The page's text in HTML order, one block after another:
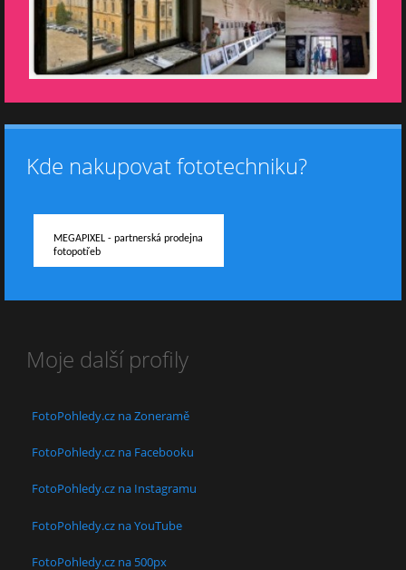
Kde nakupovat fototechniku?
MEGAPIXEL - partnerská prodejna
fotopotřeb
Moje další profily
FotoPohledy.cz na Zoneramě
FotoPohledy.cz na Facebooku
FotoPohledy.cz na Instagramu
FotoPohledy.cz na YouTube
FotoPohledy.cz na 500px